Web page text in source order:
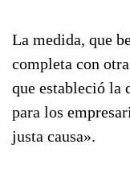
La medida, que
completa con
que estableció la
para los
justa causa».